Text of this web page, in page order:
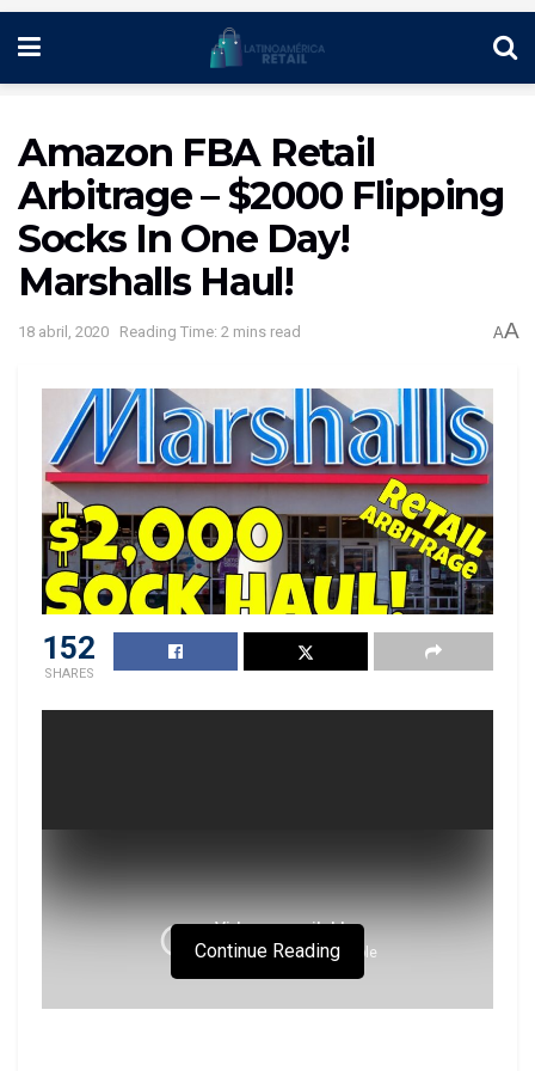
Amazon FBA Retail
Arbitrage – $2000 Flipping
Socks In One Day!
Marshalls Haul!
18 abril, 2020 Reading Time: 2 mins read AA
152
SHARES
Continue Reading